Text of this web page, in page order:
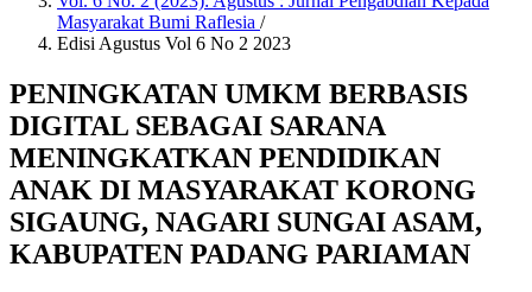
Masyarakat Bumi Raflesia /
Edisi Agustus Vol 6 No 2 2023
PENINGKATAN UMKM BERBASIS
DIGITAL SEBAGAI SARANA
MENINGKATKAN PENDIDIKAN
ANAK DI MASYARAKAT KORONG
SIGAUNG, NAGARI SUNGAI ASAM,
KABUPATEN PADANG PARIAMAN